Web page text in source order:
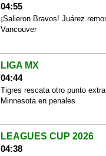
04:55
¡Salieron Bravos! Juárez
Vancouver
LIGA MX
04:44
Tigres rescata otro punto
Minnesota en penales
LEAGUES CUP 2026
04:38